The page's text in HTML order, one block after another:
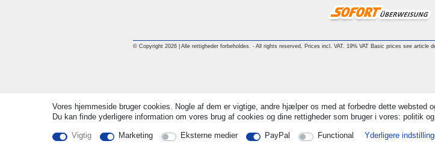
© Copyright 2026 | Alle rettigheder forbeholdes. - All rights reserved. Prices incl. VAT. 19% VAT Basic prices see article
Vores hjemmeside bruger cookies. Nogle af dem er vigtige, andre hjælper os med at forbedre dette websted
Du kan finde yderligere information om vores brug af cookies og dine rettigheder som bruger i vores: politik
Vigtig Marketing Eksterne medier PayPal Functional Yderligere